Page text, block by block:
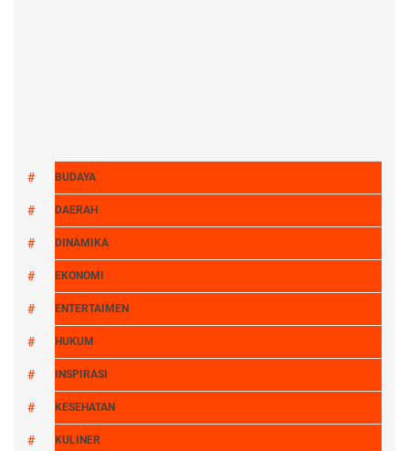
BUDAYA
DAERAH
DINAMIKA
EKONOMI
ENTERTAIMEN
HUKUM
INSPIRASI
KESEHATAN
KULINER